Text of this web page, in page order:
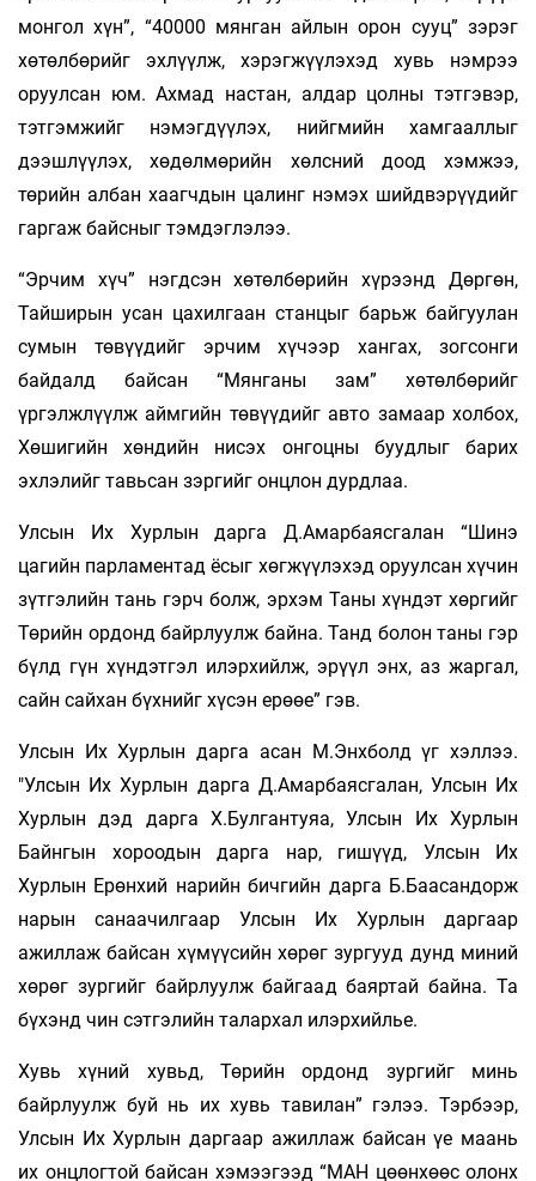
монгол хүн”, “40000 мянган айлын орон сууц” зэрэг
хөтөлбөрийг эхлүүлж, хэрэгжүүлэхэд хувь нэмрээ
оруулсан юм. Ахмад настан, алдар цолны тэтгэвэр,
тэтгэмжийг нэмэгдүүлэх, нийгмийн хамгааллыг
дээшлүүлэх, хөдөлмөрийн хөлсний доод хэмжээ,
төрийн албан хаагчдын цалинг нэмэх шийдвэрүүдийг
гаргаж байсныг тэмдэглэлээ.
“Эрчим хүч” нэгдсэн хөтөлбөрийн хүрээнд Дөргөн,
Тайширын усан цахилгаан станцыг барьж байгуулан
сумын төвүүдийг эрчим хүчээр хангах, зогсонги
байдалд байсан “Мянганы зам” хөтөлбөрийг
үргэлжлүүлж аймгийн төвүүдийг авто замаар холбох,
Хөшигийн хөндийн нисэх онгоцны буудлыг барих
эхлэлийг тавьсан зэргийг онцлон дурдлаа.
Улсын Их Хурлын дарга Д.Амарбаясгалан “Шинэ
цагийн парламентад ёсыг хөгжүүлэхэд оруулсан хүчин
зүтгэлийн тань гэрч болж, эрхэм Таны хүндэт хөргийг
Төрийн ордонд байрлуулж байна. Танд болон таны гэр
бүлд гүн хүндэтгэл илэрхийлж, эрүүл энх, аз жаргал,
сайн сайхан бүхнийг хүсэн ерөөе” гэв.
Улсын Их Хурлын дарга асан М.Энхболд үг хэллээ.
"Улсын Их Хурлын дарга Д.Амарбаясгалан, Улсын Их
Хурлын дэд дарга Х.Булгантуяа, Улсын Их Хурлын
Байнгын хороодын дарга нар, гишүүд, Улсын Их
Хурлын Ерөнхий нарийн бичгийн дарга Б.Баасандорж
нарын санаачилгаар Улсын Их Хурлын даргаар
ажиллаж байсан хүмүүсийн хөрөг зургууд дунд миний
хөрөг зургийг байрлуулж байгаад баяртай байна. Та
бүхэнд чин сэтгэлийн талархал илэрхийлье.
Хувь хүний хувьд, Төрийн ордонд зургийг минь
байрлуулж буй нь их хувь тавилан” гэлээ. Тэрбээр,
Улсын Их Хурлын даргаар ажиллаж байсан үе маань
их онцлогтой байсан хэмээгээд “МАН цөөнхөөс олонх